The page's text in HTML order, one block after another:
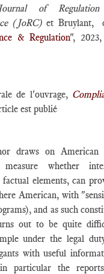
Journal of
(JoRC)et Bruylant,
& Regulation",
de l'ouvrage,
est publié
draws on American
whether
elements, can
American, with
and as such
out to be quite
under the legal
with useful
particular the